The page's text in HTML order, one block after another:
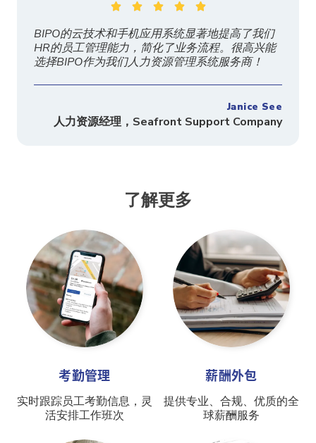
    
BIPO的云技术和手机应用系统显著地提高了我们
HR的员工管理能力，简化了业务流程。很高兴能
选择BIPO作为我们人力资源管理系统服务商！
Janice See
人力资源经理， Seafront Support Company
了解更多
考勤管理
实时跟踪员工考勤信息，灵
活安排工作班次
薪酬外包
提供专业、合规、优质的全
球薪酬服务